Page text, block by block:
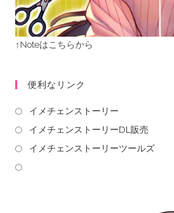
↑Noteはこちらから
便利なリンク
イメチェンストーリー
イメチェンストーリーDL販売
イメチェンストーリーツールズ